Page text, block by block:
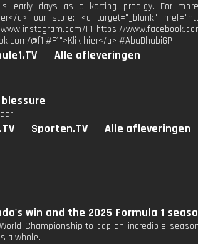
early days as a karting prodigy. For more
a> our store: <a target="_blank"
F1 https://
@f1 #F1">Klik hier</a> #AbuDhabiGP
Alle afleveringen
Sporten.TV Alle afleveringen
win and the 2025 Formula 1
Championship to cap an incredible
a whole.